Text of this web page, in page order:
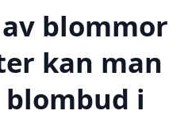
blommor
kan man
i